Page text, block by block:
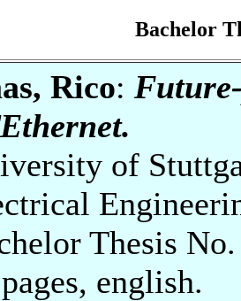
Bachelor
Rico:
of
Thesis
english.